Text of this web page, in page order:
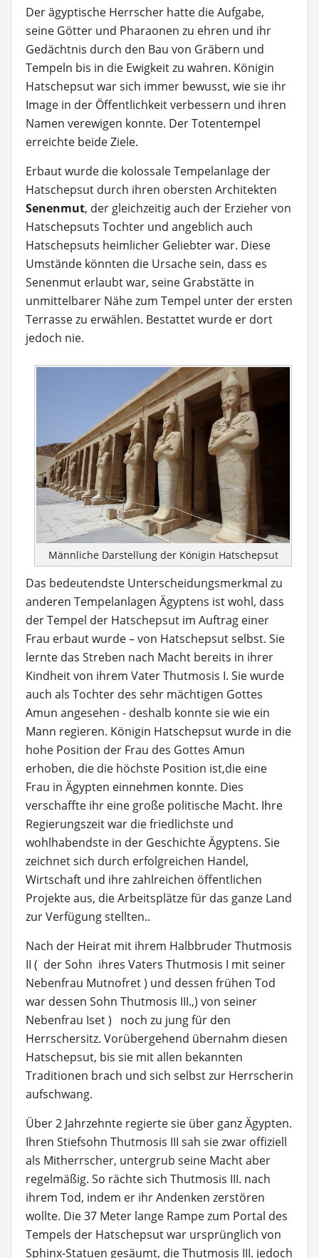
Der ägyptische Herrscher hatte die Aufgabe,
seine Götter und Pharaonen zu ehren und ihr
Gedächtnis durch den Bau von Gräbern und
Tempeln bis in die Ewigkeit zu wahren. Königin
Hatschepsut war sich immer bewusst, wie sie ihr
Image in der Öffentlichkeit verbessern und ihren
Namen verewigen konnte. Der Totentempel
erreichte beide Ziele.
Erbaut wurde die kolossale Tempelanlage der
Hatschepsut durch ihren obersten Architekten
Senenmut, der gleichzeitig auch der Erzieher von
Hatschepsuts Tochter und angeblich auch
Hatschepsuts heimlicher Geliebter war. Diese
Umstände könnten die Ursache sein, dass es
Senenmut erlaubt war, seine Grabstätte in
unmittelbarer Nähe zum Tempel unter der ersten
Terrasse zu erwählen. Bestattet wurde er dort
jedoch nie.
Männliche Darstellung der Königin Hatschepsut
Das bedeutendste Unterscheidungsmerkmal zu
anderen Tempelanlagen Ägyptens ist wohl, dass
der Tempel der Hatschepsut im Auftrag einer
Frau erbaut wurde – von Hatschepsut selbst. Sie
lernte das Streben nach Macht bereits in ihrer
Kindheit von ihrem Vater Thutmosis I. Sie wurde
auch als Tochter des sehr mächtigen Gottes
Amun angesehen - deshalb konnte sie wie ein
Mann regieren. Königin Hatschepsut wurde in die
hohe Position der Frau des Gottes Amun
erhoben, die die höchste Position ist,die eine
Frau in Ägypten einnehmen konnte. Dies
verschaffte ihr eine große politische Macht. Ihre
Regierungszeit war die friedlichste und
wohlhabendste in der Geschichte Ägyptens. Sie
zeichnet sich durch erfolgreichen Handel,
Wirtschaft und ihre zahlreichen öffentlichen
Projekte aus, die Arbeitsplätze für das ganze Land
zur Verfügung stellten..
Nach der Heirat mit ihrem Halbbruder Thutmosis
II ( der Sohn ihres Vaters Thutmosis I mit seiner
Nebenfrau Mutnofret ) und dessen frühen Tod
war dessen Sohn Thutmosis III.,) von seiner
Nebenfrau Iset ) noch zu jung für den
Herrschersitz. Vorübergehend übernahm diesen
Hatschepsut, bis sie mit allen bekannten
Traditionen brach und sich selbst zur Herrscherin
aufschwang.
Über 2 Jahrzehnte regierte sie über ganz Ägypten.
Ihren Stiefsohn Thutmosis III sah sie zwar offiziell
als Mitherrscher, untergrub seine Macht aber
regelmäßig. So rächte sich Thutmosis III. nach
ihrem Tod, indem er ihr Andenken zerstören
wollte. Die 37 Meter lange Rampe zum Portal des
Tempels der Hatschepsut war ursprünglich von
Sphinx-Statuen gesäumt, die Thutmosis III. jedoch